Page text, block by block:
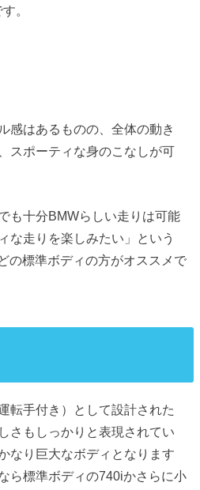
。
感はあるものの、全体の動き
スポーティな身のこなしが可
も十分BMWらしい走りは可能
な走りを楽しみたい」という
の標準ボディの方がオススメで
転手付き）として設計された
さもしっかりと表現されてい
なり巨大なボディとなります
ら標準ボディの740iかさらに小